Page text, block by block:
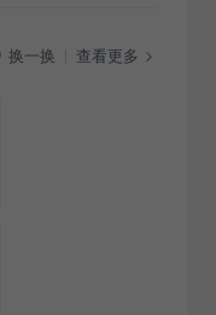
换一换 查看更多